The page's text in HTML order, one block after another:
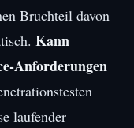
Bruchteil davon
Kann
Anforderungen
laufender